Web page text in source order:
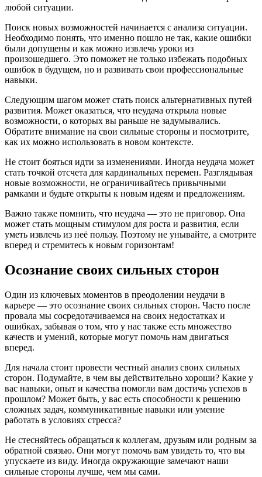
любой ситуации.
Поиск новых возможностей начинается с анализа ситуации.
Необходимо понять, что именно пошло не так, какие ошибки
были допущены и как можно извлечь уроки из
произошедшего. Это поможет не только избежать подобных
ошибок в будущем, но и развивать свои профессиональные
навыки.
Следующим шагом может стать поиск альтернативных путей
развития. Может оказаться, что неудача открыла новые
возможности, о которых вы раньше не задумывались.
Обратите внимание на свои сильные стороны и посмотрите,
как их можно использовать в новом контексте.
Не стоит бояться идти за изменениями. Иногда неудача может
стать точкой отсчета для кардинальных перемен. Разглядывая
новые возможности, не ограничивайтесь привычными
рамками и будьте открыты к новым идеям и предложениям.
Важно также помнить, что неудача — это не приговор. Она
может стать мощным стимулом для роста и развития, если
уметь извлечь из неё пользу. Поэтому не унывайте, а смотрите
вперед и стремитесь к новым горизонтам!
Осознание своих сильных сторон
Один из ключевых моментов в преодолении неудачи в
карьере — это осознание своих сильных сторон. Часто после
провала мы сосредотачиваемся на своих недостатках и
ошибках, забывая о том, что у нас также есть множество
качеств и умений, которые могут помочь нам двигаться
вперед.
Для начала стоит провести честный анализ своих сильных
сторон. Подумайте, в чем вы действительно хороши? Какие у
вас навыки, опыт и качества помогли вам достичь успехов в
прошлом? Может быть, у вас есть способности к решению
сложных задач, коммуникативные навыки или умение
работать в условиях стресса?
Не стесняйтесь обращаться к коллегам, друзьям или родным за
обратной связью. Они могут помочь вам увидеть то, что вы
упускаете из виду. Иногда окружающие замечают наши
сильные стороны лучше, чем мы сами.